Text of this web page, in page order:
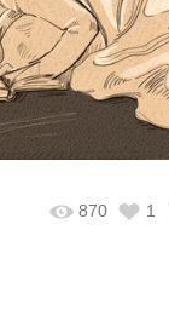
870 1